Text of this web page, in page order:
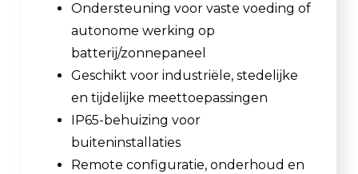
Ondersteuning voor vaste voeding of
autonome werking op
batterij/zonnepaneel
Geschikt voor industriële, stedelijke
en tijdelijke meettoepassingen
IP65-behuizing voor
buiteninstallaties
Remote configuratie, onderhoud en